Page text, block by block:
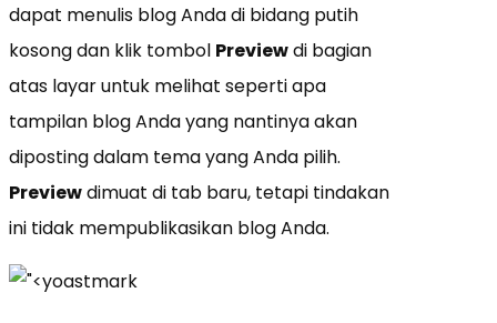
dapat menulis blog Anda di bidang putih
kosong dan klik tombol Previewdi bagian
atas layar untuk melihat seperti apa
tampilan blog Anda yang nantinya akan
diposting dalam tema yang Anda pilih.
Previewdimuat di tab baru, tetapi tindakan
ini tidak mempublikasikan blog Anda.